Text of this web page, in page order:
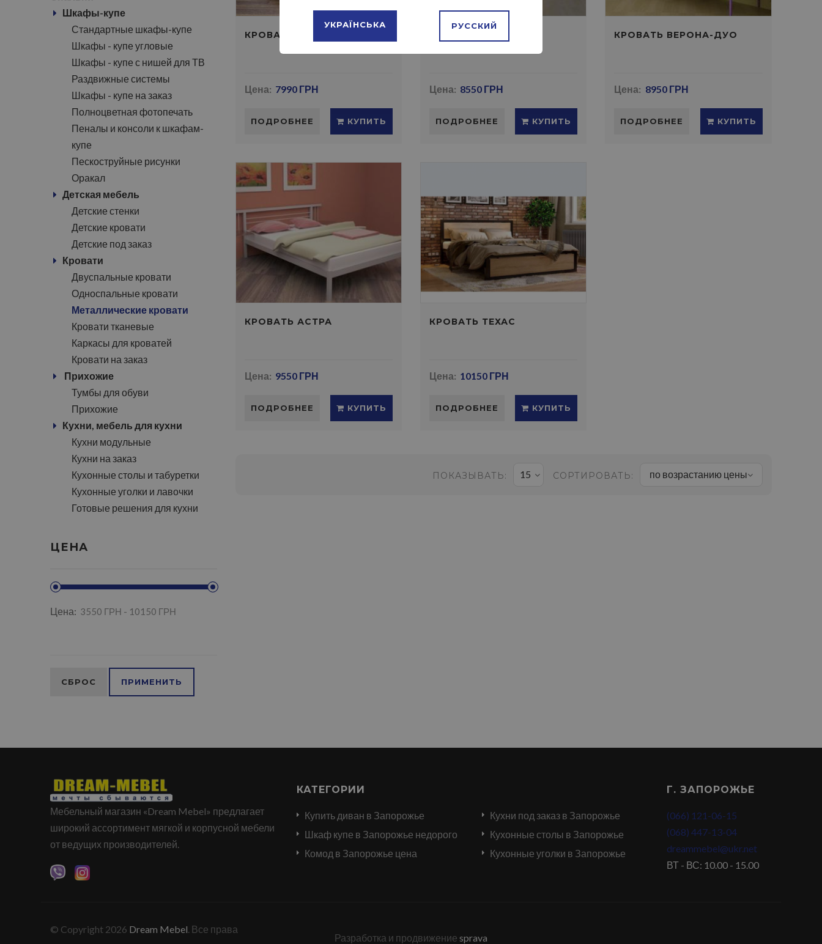
Шкафы-купе
Стандартные шкафы-купе
Шкафы - купе угловые
Шкафы - купе с нишей для ТВ
Раздвижные системы
Шкафы - купе на заказ
Полноцветная фотопечать
Пеналы и консоли к шкафам-
купе
Пескоструйные рисунки
Оракал
Детская мебель
Детские стенки
Детские кровати
Детские под заказ
Кровати
Двуспальные кровати
Односпальные кровати
Металлические кровати
Кровати тканевые
Каркасы для кроватей
Кровати на заказ
Прихожие
Тумбы для обуви
Прихожие
Кухни, мебель для кухни
Кухни модульные
Кухни на заказ
Кухонные столы и табуретки
Кухонные уголки и лавочки
Готовые решения для кухни
ЦЕНА
Цена:
СБРОС ПРИМЕНИТЬ
КРОВАТЬ БРИО
Цена: 7990 ГРН
ПОДРОБНЕЕ КУПИТЬ
Цена: 8550 ГРН
ПОДРОБНЕЕ КУПИТЬ
КРОВАТЬ ВЕРОНА-ДУО
Цена: 8950 ГРН
ПОДРОБНЕЕ КУПИТЬ
КРОВАТЬ АСТРА
Цена: 9550 ГРН
ПОДРОБНЕЕ КУПИТЬ
КРОВАТЬ ТЕХАС
Цена: 10150 ГРН
ПОДРОБНЕЕ КУПИТЬ
ПОКАЗЫВАТЬ: 15 СОРТИРОВАТЬ: по возрастанию цены
Мебельный магазин «Dream Mebel» предлагает
широкий ассортимент мягкой и корпусной мебели
от ведущих производителей.
КАТЕГОРИИ
Купить диван в Запорожье
Шкаф купе в Запорожье недорого
Комод в Запорожье цена
Кухни под заказ в Запорожье
Кухонные столы в Запорожье
Кухонные уголки в Запорожье
Г. ЗАПОРОЖЬЕ
(066) 121-06-15
(068) 447-13-04
dreammebel@ukr.net
ВТ - ВС: 10.00 - 15.00
© Copyright 2026 Dream Mebel. Все права
Разработка и продвижение sprava
УКРАЇНСЬКА РУССКИЙ